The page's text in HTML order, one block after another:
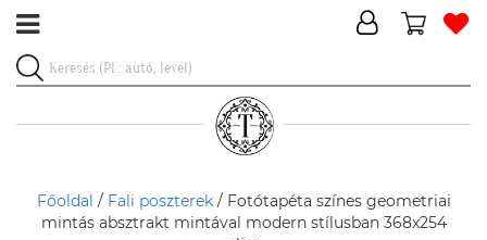
Főoldal / Fali poszterek/ Fotótapéta színes geometriai
mintás absztrakt mintával modern stílusban 368x254